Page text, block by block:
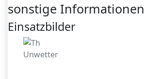
sonstige Informationen
Einsatzbilder